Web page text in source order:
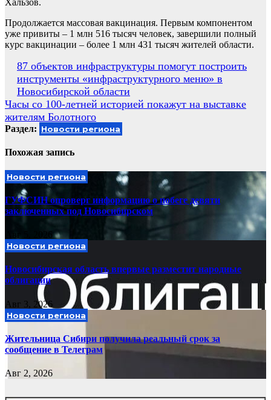
Хальзов.
Продолжается массовая вакцинация. Первым компонентом
уже привиты – 1 млн 516 тысяч человек, завершили полный
курс вакцинации – более 1 млн 431 тысяч жителей области.
Навигация
по
записям
87 объектов инфраструктуры помогут построить
инструменты «инфраструктурного меню» в
Новосибирской области
Часы со 100-летней историей покажут на выставке
жителям Болотного
Раздел: Новости региона
Похожая запись
Новости региона
ГУФСИН опроверг информацию о побеге девяти
заключенных под Новосибирском
Новости региона
Новосибирская область впервые разместит народные
облигации
Авг 3, 2026
Новости региона
Жительница Сибири получила реальный срок за
сообщение в Телеграм
Авг 2, 2026